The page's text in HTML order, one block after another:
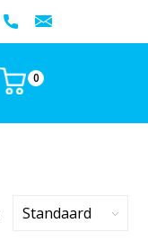
0
Standaard